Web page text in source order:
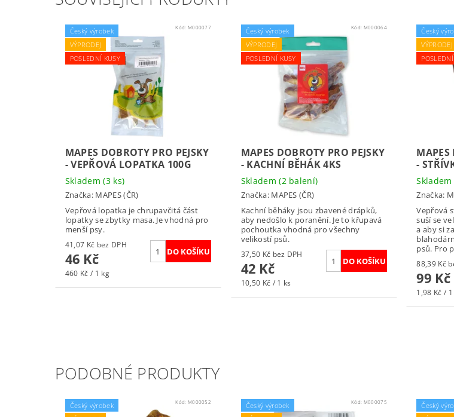
Český výrobek
VÝPRODEJ
POSLEDNÍ KUSY
Kód: M000077
MAPES DOBROTY PRO PEJSKY
- VEPŘOVÁ LOPATKA 100G
Skladem(3 ks)
Značka: MAPES (ČR)
Vepřová lopatka je chrupavčitá část
lopatky se zbytky masa. Je vhodná pro
menší psy.
41,07 Kč bez DPH
46 Kč
460 Kč / 1 kg
Český výrobek
VÝPRODEJ
POSLEDNÍ KUSY
Kód: M000064
MAPES DOBROTY PRO PEJSKY
- KACHNÍ BĚHÁK 4KS
Skladem(2 balení)
Značka: MAPES (ČR)
Kachní běháky jsou zbavené drápků,
aby nedošlo k poranění. Je to křupavá
pochoutka vhodná pro všechny
velikostí psů.
37,50 Kč bez DPH
42 Kč
10,50 Kč / 1 ks
Český
VÝPRODEJ
MAPES
-
Značka:
Vepřová
suší se
a aby si
psů. Pro
99 Kč
1,98 Kč /
PODOBNÉ PRODUKTY
Český výrobek
Kód: M000052
Český výrobek
Kód: M000075
Český